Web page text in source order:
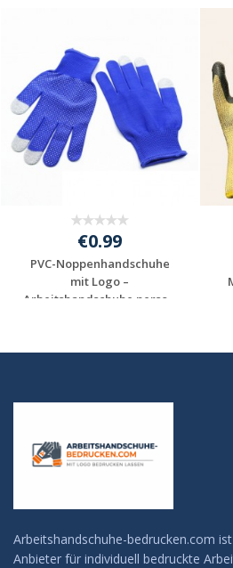
€0.99
PVC-Noppenhandschuhe
mit Logo –
Arbeitshandschuhe perso...
Arbeitshandschuhe-bedrucken.com
Anbieter für individuell bedruckte